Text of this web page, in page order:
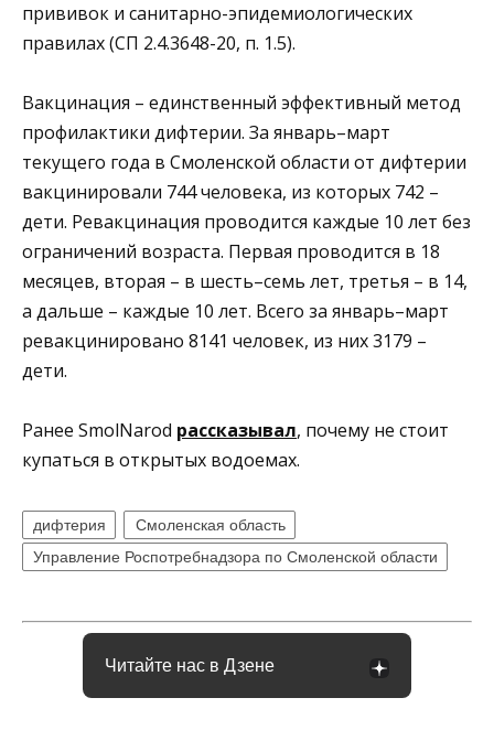
прививок и санитарно-эпидемиологических
правилах (СП 2.4.3648-20, п. 1.5).
Вакцинация – единственный эффективный метод
профилактики дифтерии. За январь–март
текущего года в Смоленской области от дифтерии
вакцинировали 744 человека, из которых 742 –
дети. Ревакцинация проводится каждые 10 лет без
ограничений возраста. Первая проводится в 18
месяцев, вторая – в шесть–семь лет, третья – в 14,
а дальше – каждые 10 лет. Всего за январь–март
ревакцинировано 8141 человек, из них 3179 –
дети.
Ранее SmolNarod рассказывал, почему не стоит
купаться в открытых водоемах.
дифтерия
Смоленская область
Управление Роспотребнадзора по Смоленской области
Читайте нас в Дзене